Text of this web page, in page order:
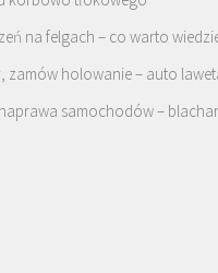
na felgach – co warto
zamów holowanie – auto
samochodów –